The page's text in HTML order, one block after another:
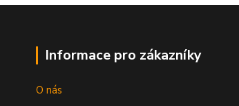
Informace pro zákazníky
O nás